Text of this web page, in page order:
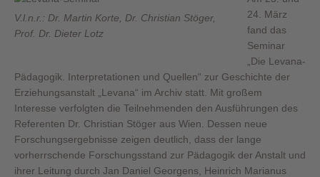
V.l.n.r.: Dr. Martin Korte, Dr. Christian Stöger,
Prof. Dr. Dieter Lotz
24. März
fand das
Seminar
„Die Levana-
Pädagogik. Interpretationen und Quellen“ zur Geschichte der
Erziehungsanstalt „Levana“ im Archiv statt. Mit großem
Interesse verfolgten die Teilnehmenden den Ausführungen des
Referenten Dr. Christian Stöger aus Wien. Dessen neue
Forschungsergebnisse zeigen deutlich, dass der lange
vorherrschende Forschungsstand zur Pädagogik der Anstalt und
ihrer Leitung durch Jan Daniel Georgens, Heinrich Marianus